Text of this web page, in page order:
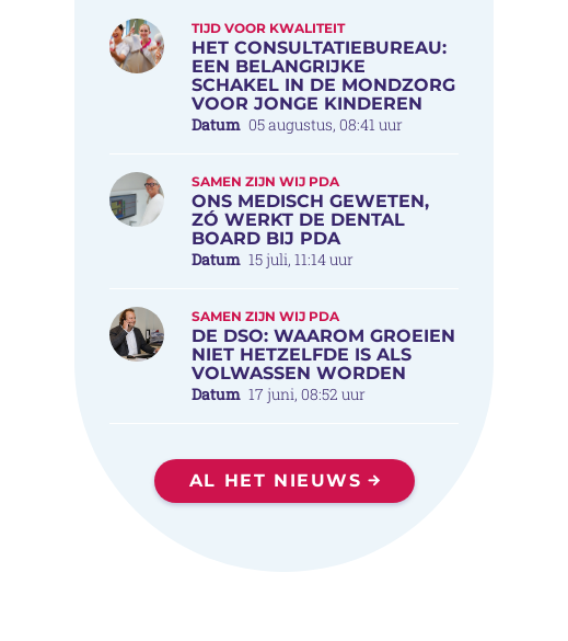
HET CONSULTATIEBUREAU:
EEN BELANGRIJKE
SCHAKEL IN DE MONDZORG
VOOR JONGE KINDEREN
TIJD VOOR KWALITEIT
Datum 05 augustus, 08:41 uur
ONS MEDISCH GEWETEN,
ZÓ WERKT DE DENTAL
BOARD BIJ PDA
SAMEN ZIJN WIJ PDA
Datum 15 juli, 11:14 uur
DE DSO: WAAROM GROEIEN
NIET HETZELFDE IS ALS
VOLWASSEN WORDEN
SAMEN ZIJN WIJ PDA
Datum 17 juni, 08:52 uur
AL HET NIEUWS